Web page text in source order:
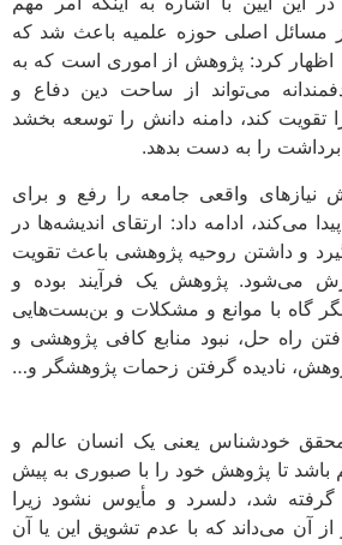
مسائل اصلی حوزه علمیه باعث شد که
اظهار کرد: پژوهش از اموری است که به
می‌تواند از ساحت دین دفاع و
کند، دامنه دانش را توسعه بخشد
برداشت را به دست بدهد.
نیازهای واقعی جامعه را رفع و برای
می‌کند، ادامه داد: ارتقای اندیشه‌ها در
و داشتن روحیه پژوهشی باعث تقویت
می‌شود. پژوهش یک فرآیند بوده و
گاه با موانع و مشکلات و بن‌بست‌هایی
راه حل، نبود منابع کافی پژوهشی و
نادیده گرفتن زحمات پژوهشگر و…
خودشناس یعنی یک انسان عالم و
باشد تا پژوهش خود را با صبوری به پیش
گرفته شد، دلسرد و مأیوس نشود زیرا
آن می‌داند که با عدم تشویق این یا آن